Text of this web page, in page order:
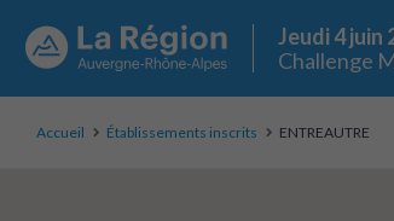
Jeudi 4 juin
Challenge
Accueil Établissements inscrits ENTREAUTRE